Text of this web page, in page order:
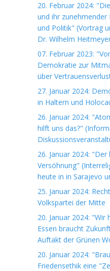
20. Februar 2024:
und ihr
und Politik" (Vortrag
Dr. Wilhelm
07. Februar 2023:
Demokratie zur
über
27. Januar 2024:
in Haltern und
26. Januar 2024:
hilft uns das?"
26. Januar 2024:
Versöhnung"
heute in in Sarajevo
25. Januar 2024:
Volkspartei der Mitte
20. Januar 2024:
Essen braucht
Auftakt der Grünen
20. Januar 2024:
Friedensethik eine